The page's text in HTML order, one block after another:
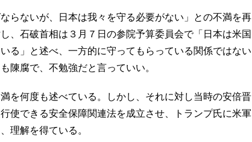
らないが、日本は我々を守る必要がない」との不満を再
、石破首相は３月７日の参院予算委員会で「日本は米国
る」と述べ、一方的に守ってもらっている関係ではない
陳腐で、不勉強だと言っていい。
を何度も述べている。しかし、それに対し当時の安倍晋
使できる安全保障関連法を成立させ、トランプ氏に米軍
理解を得ている。